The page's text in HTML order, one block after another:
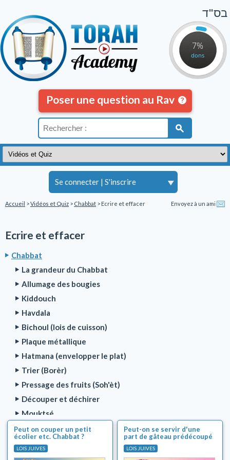
7%
dons
Se connecter | S'inscrire
בס"ד
Poser une question au Rav
Accueil >Vidéos et Quiz > Chabbat > Ecrire et effacer Envoyez à un ami
Ecrire et effacer
Chabbat
La grandeur du Chabbat
Allumage des bougies
Kiddouch
Havdala
Bichoul (lois de cuisson)
Plaque métallique
Hatmana (envelopper le plat)
Trier (Borèr)
Pressage des fruits (Soh'èt)
Découper et déchirer
Mouktsé
Coloriage et maquillage (Tsovéa)
Préparation de nourriture
Nettoyage (Mélaben)
Peut on couper un petit
écolier etc. Chabbat ?
LOIS JUIVES
Peut-on se servir d'une
part de gâteau prédécoupé
?
LOIS JUIVES